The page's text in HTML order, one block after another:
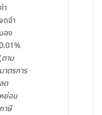
ค่า
ดจำ
นอง
ตาม
มาตรการ
ลด
หย่อน
าษี